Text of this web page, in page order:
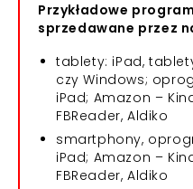
Przykładowe
sprzedawane przez
tablety: iPad,
czy Windows;
iPad; Amazon –
FBReader, Aldiko
smartphony,
iPad; Amazon –
FBReader, Aldiko